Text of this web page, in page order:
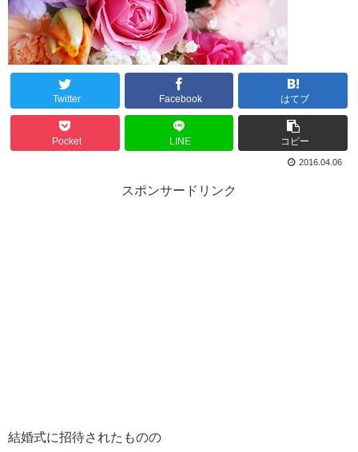
Twitter Facebook はてブ
Pocket LINE コピー
2016.04.06
スポンサードリンク
結婚式に招待されたものの